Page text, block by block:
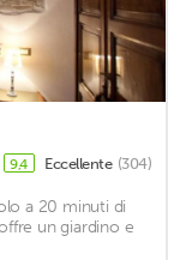
9,4 Eccellente (304)
a 20 minuti di
un giardino e